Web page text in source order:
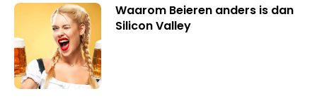
Waarom Beieren anders is dan
Silicon Valley